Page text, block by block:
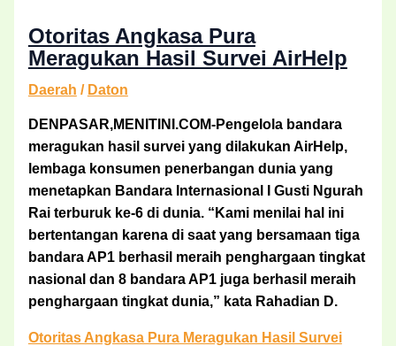
Otoritas Angkasa Pura
Meragukan Hasil Survei AirHelp
Daerah / Daton
DENPASAR,MENITINI.COM-Pengelola bandara
meragukan hasil survei yang dilakukan AirHelp,
lembaga konsumen penerbangan dunia yang
menetapkan Bandara Internasional I Gusti Ngurah
Rai terburuk ke-6 di dunia. “Kami menilai hal ini
bertentangan karena di saat yang bersamaan tiga
bandara AP1 berhasil meraih penghargaan tingkat
nasional dan 8 bandara AP1 juga berhasil meraih
penghargaan tingkat dunia,” kata Rahadian D.
Otoritas Angkasa Pura Meragukan Hasil Survei